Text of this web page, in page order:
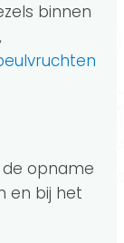
binnen
opname
en bij het